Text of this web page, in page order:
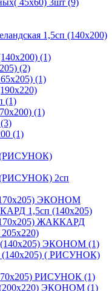
1,5сп (140х200)
(1)
(2)
(1)
(1)
(1)
(1)
(РИСУНОК)
(РИСУНОК) 2сп
170х205) ЭКОНОМ
1,5сп (140х205)
ЖАККАРД
ЭКОНОМ (1)
(140х205) ( РИСУНОК)
РИСУНОК (1)
(200х220) ЭКОНОМ (1)